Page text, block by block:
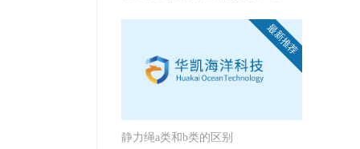
最新推荐
静力绳a类和b类的区别